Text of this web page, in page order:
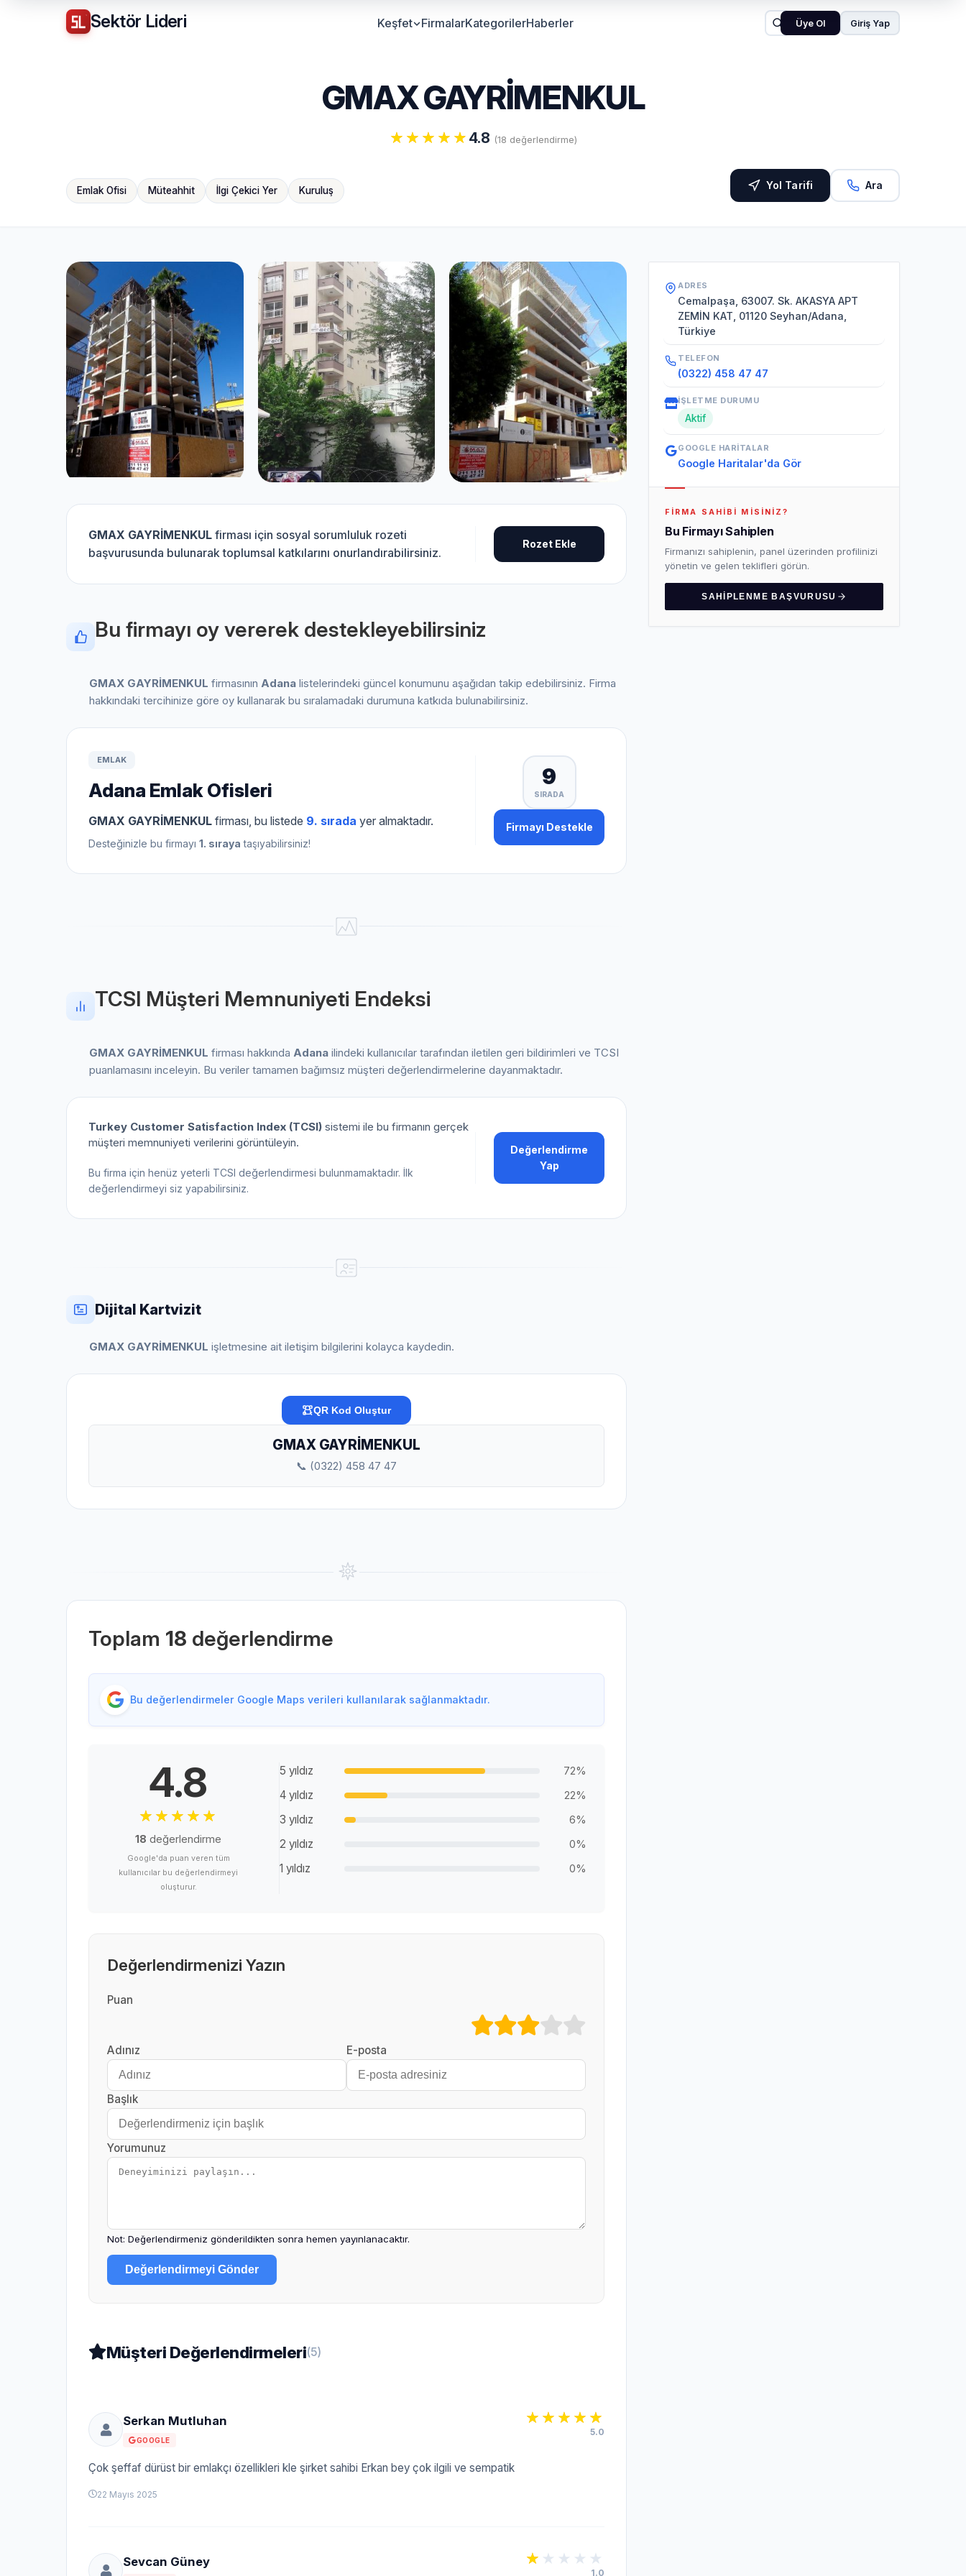
Sektör Lideri Keşfet FirmalarKategorilerHaberler Üye Ol Giriş Yap
GMAX GAYRİMENKUL
4.8 (18 değerlendirme)
Emlak Ofisi Müteahhit İlgi Çekici Yer Kuruluş Yol Tarifi Ara
GMAX GAYRİMENKUL firması için sosyal sorumluluk rozeti
başvurusunda bulunarak toplumsal katkılarını onurlandırabilirsiniz.
Rozet Ekle
Bu firmayı oy vererek destekleyebilirsiniz
GMAX GAYRİMENKUL firmasının Adana listelerindeki güncel konumunu aşağıdan takip edebilirsiniz. Firma
hakkındaki tercihinize göre oy kullanarak bu sıralamadaki durumuna katkıda bulunabilirsiniz.
EMLAK
Adana Emlak Ofisleri
GMAX GAYRİMENKUL firması, bu listede 9. sırada yer almaktadır.
Desteğinizle bu firmayı 1. sıraya taşıyabilirsiniz!
9
SIRADA
Firmayı Destekle
TCSI Müşteri Memnuniyeti Endeksi
GMAX GAYRİMENKUL firması hakkında Adana ilindeki kullanıcılar tarafından iletilen geri bildirimleri ve TCSI
puanlamasını inceleyin. Bu veriler tamamen bağımsız müşteri değerlendirmelerine dayanmaktadır.
Turkey Customer Satisfaction Index (TCSI) sistemi ile bu firmanın gerçek
müşteri memnuniyeti verilerini görüntüleyin.
Bu firma için henüz yeterli TCSI değerlendirmesi bulunmamaktadır. İlk
değerlendirmeyi siz yapabilirsiniz.
Değerlendirme
Yap
Dijital Kartvizit
GMAX GAYRİMENKUL işletmesine ait iletişim bilgilerini kolayca kaydedin.
QR Kod Oluştur
GMAX GAYRİMENKUL
📞 (0322) 458 47 47
Toplam 18 değerlendirme
Bu değerlendirmeler Google Maps verileri kullanılarak sağlanmaktadır.
4.8
18 değerlendirme
Google'da puan veren tüm
kullanıcılar bu değerlendirmeyi
oluşturur.
5 yıldız 72%
4 yıldız 22%
3 yıldız 6%
2 yıldız 0%
1 yıldız 0%
Değerlendirmenizi Yazın
Puan
Adınız E-posta
Başlık
Yorumunuz
Not: Değerlendirmeniz gönderildikten sonra hemen yayınlanacaktır.
Değerlendirmeyi Gönder
Müşteri Değerlendirmeleri(5)
Serkan Mutluhan
GOOGLE
5.0
Çok şeffaf dürüst bir emlakçı özellikleri kle şirket sahibi Erkan bey çok ilgili ve sempatik
22 Mayıs 2025
Sevcan Güney
1.0
ADRES
Cemalpaşa, 63007. Sk. AKASYA APT
ZEMİN KAT, 01120 Seyhan/Adana,
Türkiye
TELEFON
(0322) 458 47 47
İŞLETME DURUMU
Aktif
GOOGLE HARITALAR
Google Haritalar'da Gör
FIRMA SAHIBI MISINIZ?
Bu Firmayı Sahiplen
Firmanızı sahiplenin, panel üzerinden profilinizi
yönetin ve gelen teklifleri görün.
SAHIPLENME BAŞVURUSU